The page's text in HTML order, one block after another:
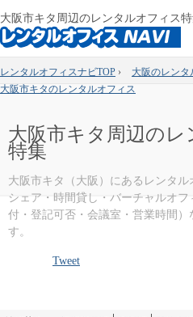
大阪市キタ周辺のレンタルオフィス
レンタルオフィスナビTOP › 大阪のレンタ
大阪市キタのレンタルオフィス
大阪市キタ周辺のレ
特集
大阪市キタ（大阪）にあるレンタル
シェア・時間貸し・バーチャルオ
付・登記可否・会議室・営業時間）
す。
Tweet